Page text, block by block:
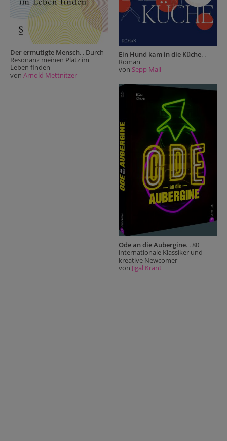
Der ermutigte Mensch. . Durch
Resonanz meinen Platz im
Leben finden
von Arnold Mettnitzer
Ein Hund kam in die Küche. .
Roman
von Sepp Mall
Ode an die Aubergine. . 80
internationale Klassiker und
kreative Newcomer
von Jigal Krant